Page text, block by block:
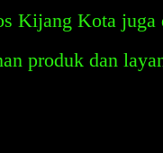
Kijang Kota juga
produk dan